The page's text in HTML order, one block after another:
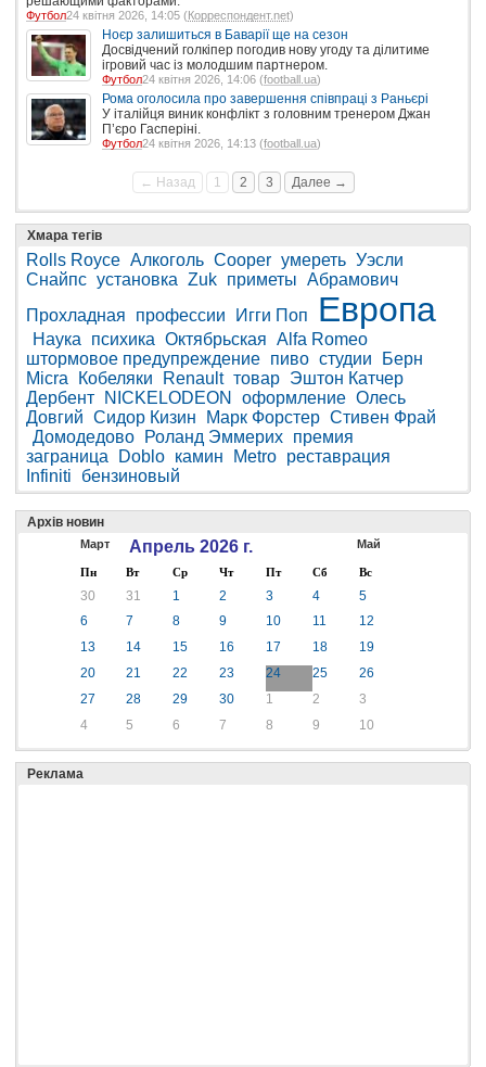
Футбол24 квітня 2026, 14:05 (Корреспондент.net)
Ноєр залишиться в Баварії ще на сезон
Досвідчений голкіпер погодив нову угоду та ділитиме
ігровий час із молодшим партнером.
Футбол24 квітня 2026, 14:06 (football.ua)
Рома оголосила про завершення співпраці з Раньєрі
У італійця виник конфлікт з головним тренером Джан
П’єро Гасперіні.
Футбол24 квітня 2026, 14:13 (football.ua)
← Назад 1 2 3 Далее →
Хмара тегів
Rolls Royce Алкоголь Cooper умереть Уэсли
Снайпс установка Zuk приметы Абрамович
Прохладная
профессии Игги Поп Европа
Наука психика Октябрьская Alfa Romeo
штормовое предупреждение пиво студии
Берн
Micra
Кобеляки Renault товар Эштон Катчер
Дербент
NICKELODEON оформление Олесь
Довгий Сидор Кизин Марк Форстер Стивен Фрай
Домодедово
Роланд Эммерих премия
заграница
Doblo камин Metro реставрация
Infiniti
бензиновый
Архів новин
Март Апрель 2026 г. Май
Пн Вт Ср Чт Пт Сб Вс
30 31 1 2 3 4
5
6
7 8 9 10 11
12
13
14 15 16 17 18
19
20
21 22 23 24 25
26
27
28 29 30 1 2
3
4
5 6 7 8 9 10
Реклама